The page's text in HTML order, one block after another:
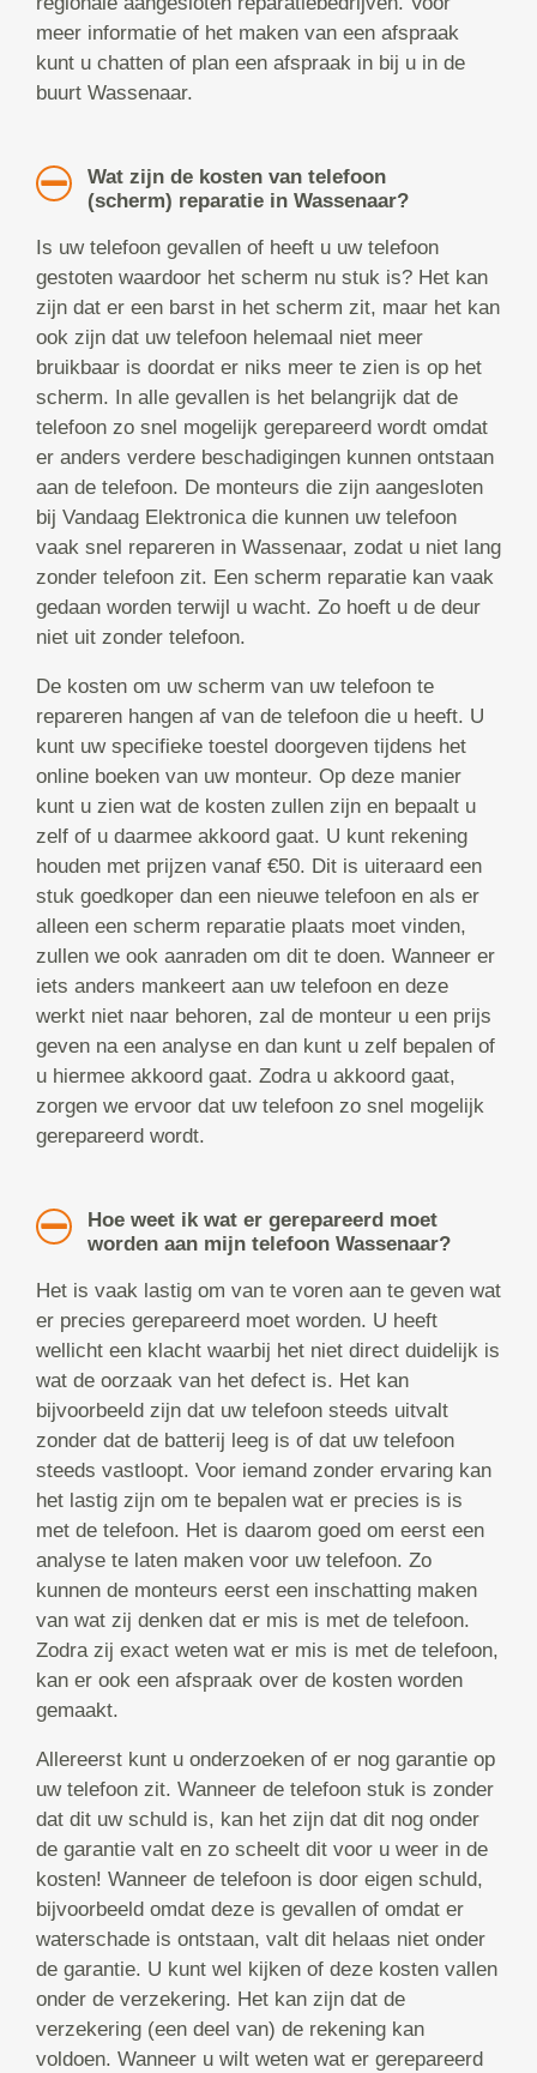
meer informatie of het maken van een afspraak
kunt u chatten of plan een afspraak in bij u in de
buurt Wassenaar.
Wat zijn de kosten van telefoon
(scherm) reparatie in Wassenaar?
Is uw telefoon gevallen of heeft u uw telefoon
gestoten waardoor het scherm nu stuk is? Het kan
zijn dat er een barst in het scherm zit, maar het kan
ook zijn dat uw telefoon helemaal niet meer
bruikbaar is doordat er niks meer te zien is op het
scherm. In alle gevallen is het belangrijk dat de
telefoon zo snel mogelijk gerepareerd wordt omdat
er anders verdere beschadigingen kunnen ontstaan
aan de telefoon. De monteurs die zijn aangesloten
bij Vandaag Elektronica die kunnen uw telefoon
vaak snel repareren in Wassenaar, zodat u niet lang
zonder telefoon zit. Een scherm reparatie kan vaak
gedaan worden terwijl u wacht. Zo hoeft u de deur
niet uit zonder telefoon.
De kosten om uw scherm van uw telefoon te
repareren hangen af van de telefoon die u heeft. U
kunt uw specifieke toestel doorgeven tijdens het
online boeken van uw monteur. Op deze manier
kunt u zien wat de kosten zullen zijn en bepaalt u
zelf of u daarmee akkoord gaat. U kunt rekening
houden met prijzen vanaf €50. Dit is uiteraard een
stuk goedkoper dan een nieuwe telefoon en als er
alleen een scherm reparatie plaats moet vinden,
zullen we ook aanraden om dit te doen. Wanneer er
iets anders mankeert aan uw telefoon en deze
werkt niet naar behoren, zal de monteur u een prijs
geven na een analyse en dan kunt u zelf bepalen of
u hiermee akkoord gaat. Zodra u akkoord gaat,
zorgen we ervoor dat uw telefoon zo snel mogelijk
gerepareerd wordt.
Hoe weet ik wat er gerepareerd moet
worden aan mijn telefoon Wassenaar?
Het is vaak lastig om van te voren aan te geven wat
er precies gerepareerd moet worden. U heeft
wellicht een klacht waarbij het niet direct duidelijk is
wat de oorzaak van het defect is. Het kan
bijvoorbeeld zijn dat uw telefoon steeds uitvalt
zonder dat de batterij leeg is of dat uw telefoon
steeds vastloopt. Voor iemand zonder ervaring kan
het lastig zijn om te bepalen wat er precies is is
met de telefoon. Het is daarom goed om eerst een
analyse te laten maken voor uw telefoon. Zo
kunnen de monteurs eerst een inschatting maken
van wat zij denken dat er mis is met de telefoon.
Zodra zij exact weten wat er mis is met de telefoon,
kan er ook een afspraak over de kosten worden
gemaakt.
Allereerst kunt u onderzoeken of er nog garantie op
uw telefoon zit. Wanneer de telefoon stuk is zonder
dat dit uw schuld is, kan het zijn dat dit nog onder
de garantie valt en zo scheelt dit voor u weer in de
kosten! Wanneer de telefoon is door eigen schuld,
bijvoorbeeld omdat deze is gevallen of omdat er
waterschade is ontstaan, valt dit helaas niet onder
de garantie. U kunt wel kijken of deze kosten vallen
onder de verzekering. Het kan zijn dat de
verzekering (een deel van) de rekening kan
voldoen. Wanneer u wilt weten wat er gerepareerd